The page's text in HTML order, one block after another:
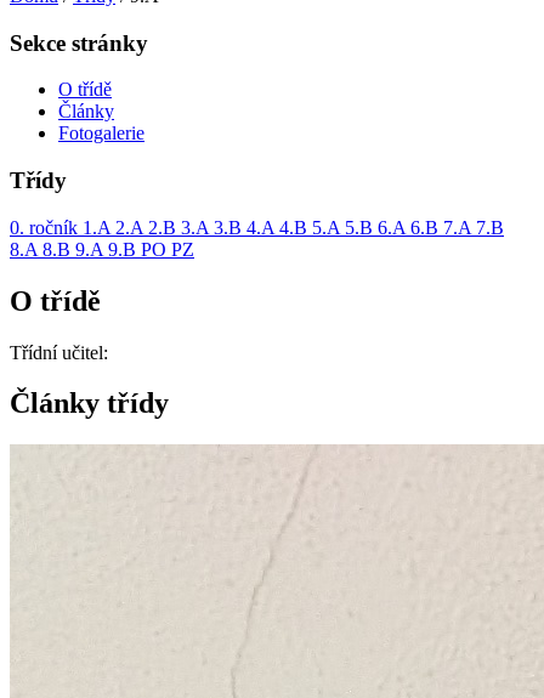
Sekce stránky
O třídě
Články
Fotogalerie
Třídy
0. ročník 1.A 2.A 2.B 3.A 3.B 4.A 4.B 5.A 5.B 6.A 6.B 7.A 7.B
8.A 8.B 9.A 9.B PO PZ
O třídě
Třídní učitel:
Články třídy